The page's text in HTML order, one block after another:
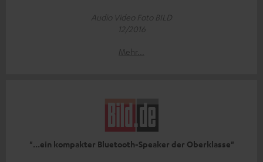
Audio Video Foto BILD
12/2016
Mehr...
"...ein kompakter Bluetooth-Speaker der Oberklasse"